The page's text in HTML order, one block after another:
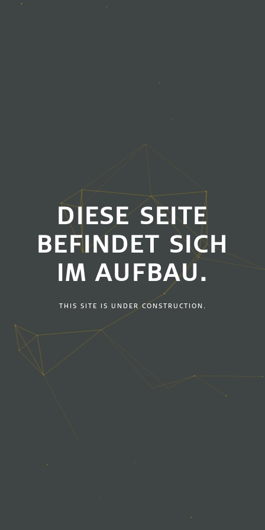
DIESE SEITE
BEFINDET SICH
IM AUFBAU.
THIS SITE IS UNDER CONSTRUCTION.